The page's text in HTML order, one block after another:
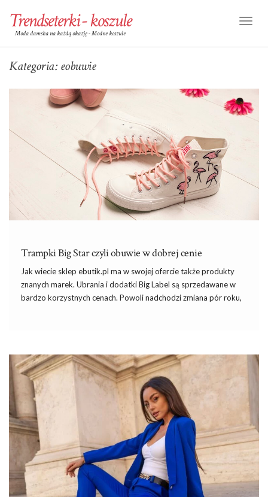
Trendseterki - koszule
Moda damska na każdą okazję - Modne koszule
Kategoria:eobuwie
Trampki Big Star czyli obuwie w dobrej cenie
Jak wiecie sklep ebutik.pl ma w swojej ofercie także produkty
znanych marek. Ubrania i dodatki Big Label są sprzedawane w
bardzo korzystnych cenach. Powoli nadchodzi zmiana pór roku,
Trampki są najlepszym obuwiem na wiosnę. Dlaczego? Są
wygodne oraz mają płaską, a jednocześnie grubszą niż na
przykład baleriny podeszwę. Sprawia to, żetrampki
doskonałym obuwiem nie tylko na wyjście nazakupy
przyjaciółką, ale także na długi spacer. Ponadto, te